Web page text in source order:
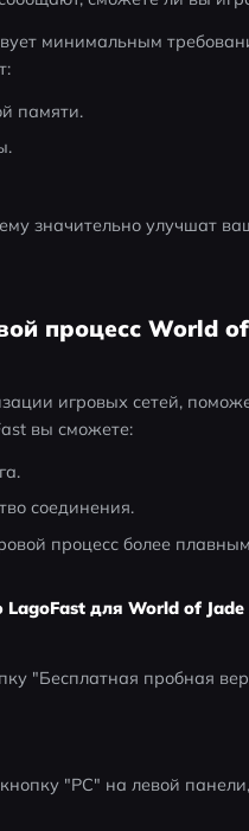
минимальным
памяти.
значительно улучшат
процесс World
игровых сетей,
вы сможете:
соединения.
процесс более
для World of
"Бесплатная пробная
"PC" на левой